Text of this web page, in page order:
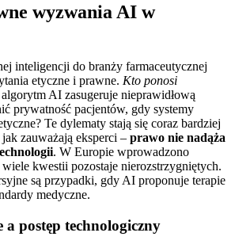
wyzwania AI w
inteligencji do branży farmaceutycznej
etyczne i prawne. Kto ponosi
AI zasugeruje nieprawidłową
prywatność pacjentów, gdy systemy
Te dylematy stają się coraz bardziej
jak zauważają eksperci – prawo nie nadąża
. W Europie wprowadzono
kwestii pozostaje nierozstrzygniętych.
są przypadki, gdy AI proponuje terapie
medyczne.
a postęp technologiczny